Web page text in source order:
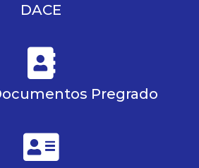
DACE
Pregrado